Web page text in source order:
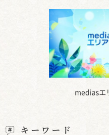
mediasエ
キーワード